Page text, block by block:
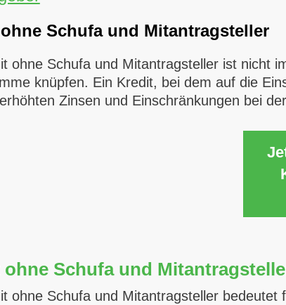
Schufa und Mitantragsteller
ohne Schufa und Mitantragsteller ist nicht
knüpfen. Ein Kredit, bei dem auf die
Zinsen und Einschränkungen bei
Schufa und
ohne Schufa und Mitantragsteller